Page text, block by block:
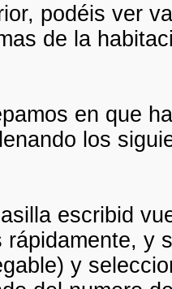
podéis ver
de la
en que
los
escribid
rápidamente, y
y